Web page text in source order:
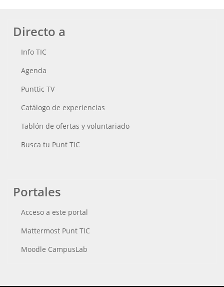
Directo a
Info TIC
Agenda
Punttic TV
Catálogo de experiencias
Tablón de ofertas y voluntariado
Busca tu Punt TIC
Portales
Acceso a este portal
Mattermost Punt TIC
Moodle CampusLab